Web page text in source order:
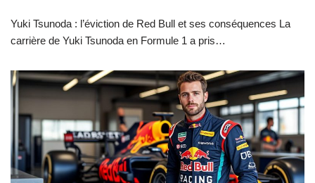
Yuki Tsunoda : l’éviction de Red Bull et ses conséquences La
carrière de Yuki Tsunoda en Formule 1 a pris…